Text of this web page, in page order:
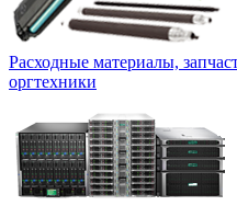
Расходные материалы,
оргтехники